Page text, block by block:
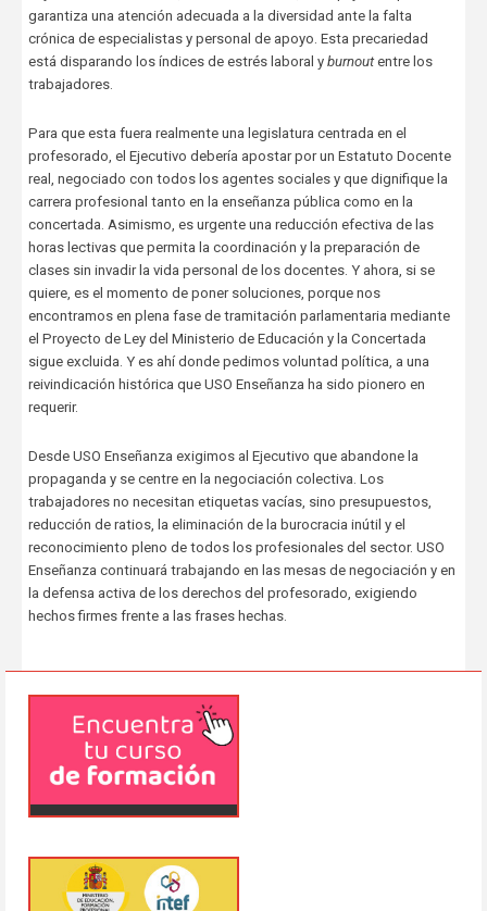
garantiza una atención adecuada a la diversidad ante la falta
crónica de especialistas y personal de apoyo. Esta precariedad
está disparando los índices de estrés laboral y burnoutentre los
trabajadores.
Para que esta fuera realmente una legislatura centrada en el
profesorado, el Ejecutivo debería apostar por un Estatuto Docente
real, negociado con todos los agentes sociales y que dignifique la
carrera profesional tanto en la enseñanza pública como en la
concertada. Asimismo, es urgente una reducción efectiva de las
horas lectivas que permita la coordinación y la preparación de
clases sin invadir la vida personal de los docentes. Y ahora, si se
quiere, es el momento de poner soluciones, porque nos
encontramos en plena fase de tramitación parlamentaria mediante
el Proyecto de Ley del Ministerio de Educación y la Concertada
sigue excluida. Y es ahí donde pedimos voluntad política, a una
reivindicación histórica que USO Enseñanza ha sido pionero en
requerir.
Desde USO Enseñanza exigimos al Ejecutivo que abandone la
propaganda y se centre en la negociación colectiva. Los
trabajadores no necesitan etiquetas vacías, sino presupuestos,
reducción de ratios, la eliminación de la burocracia inútil y el
reconocimiento pleno de todos los profesionales del sector. USO
Enseñanza continuará trabajando en las mesas de negociación y en
la defensa activa de los derechos del profesorado, exigiendo
hechos firmes frente a las frases hechas.